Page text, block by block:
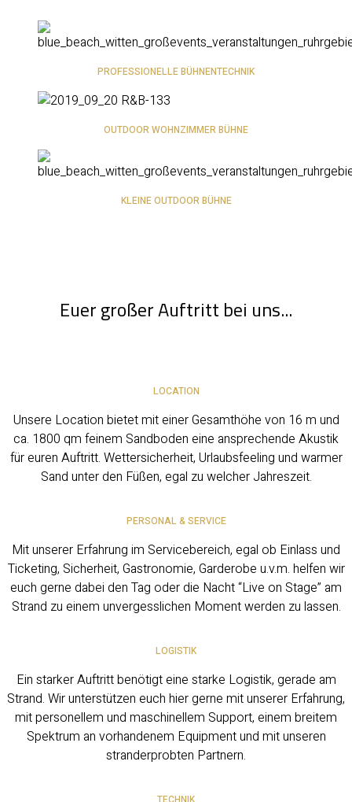
PROFESSIONELLE BÜHNENTECHNIK
OUTDOOR WOHNZIMMER BÜHNE
KLEINE OUTDOOR BÜHNE
Euer großer Auftritt bei uns...
LOCATION
Unsere Location bietet mit einer Gesamthöhe von 16 m und
ca. 1800 qm feinem Sandboden eine ansprechende Akustik
für euren Auftritt. Wettersicherheit, Urlaubsfeeling und warmer
Sand unter den Füßen, egal zu welcher Jahreszeit.
PERSONAL & SERVICE
Mit unserer Erfahrung im Servicebereich, egal ob Einlass und
Ticketing, Sicherheit, Gastronomie, Garderobe u.v.m. helfen wir
euch gerne dabei den Tag oder die Nacht “Live on Stage” am
Strand zu einem unvergesslichen Moment werden zu lassen.
LOGISTIK
Ein starker Auftritt benötigt eine starke Logistik, gerade am
Strand. Wir unterstützen euch hier gerne mit unserer Erfahrung,
mit personellem und maschinellem Support, einem breitem
Spektrum an vorhandenem Equipment und mit unseren
stranderprobten Partnern.